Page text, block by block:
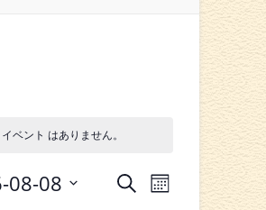
ベント はありません。
イ
検
イ
カ
08-08